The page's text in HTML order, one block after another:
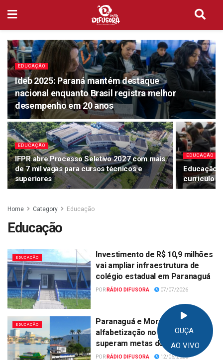
OUÇA
AO VIVO
EDUCAÇÃO
Ideb 2025: Paraná mantém destaque
nacional enquanto Brasil registra melhor
desempenho em 20 anos
EDUCAÇÃO
IFPR abre Processo Seletivo 2027 com mais
de 7 mil vagas para cursos técnicos e
superiores
EDUCAÇÃO
Educação
currículo
Home Category Educação
Educação
EDUCAÇÃO
Investimento de R$ 10,9 milhões
vai ampliar infraestrutura de
colégio estadual em Paranaguá
POR RÁDIO DIFUSORA 07/07/2026
EDUCAÇÃO
Paranaguá e Morretes lideram
alfabetização no Litoral e
superam metas do INEP
POR RÁDIO DIFUSORA 12/06/2026